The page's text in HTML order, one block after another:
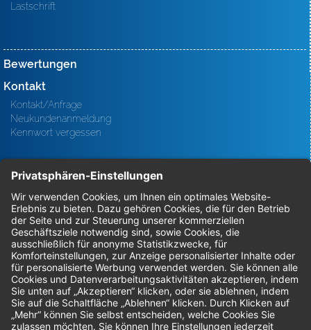
Lastschrift
Bewertungen
Kontakt
Kontakt/Anfrage
Neukundenanmeldung
Kennwort vergessen
Bestellungen
Sendung verfolgen